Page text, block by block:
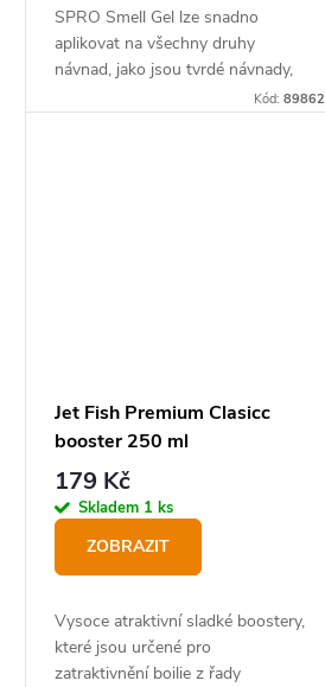
SPRO Smell Gel lze snadno
aplikovat na všechny druhy
návnad, jako jsou tvrdé návnady,
měkké návnady a rotačky, aby jim
Kód: 89862
Jet Fish Premium Clasicc
booster 250 ml
179 Kč
Skladem 1 ks
ZOBRAZIT
Vysoce atraktivní sladké boostery,
které jsou určené pro
zatraktivnění boilie z řady